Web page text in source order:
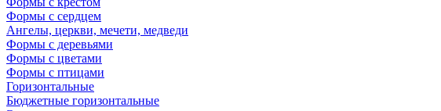
Формы с сердцем
Ангелы, церкви, мечети, медведи
Формы с деревьями
Формы с цветами
Формы с птицами
Горизонтальные
Бюджетные горизонтальные